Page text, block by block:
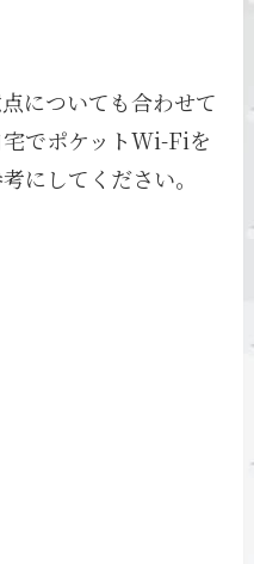
についても合わせて
でポケットWi-Fiを
にしてください。